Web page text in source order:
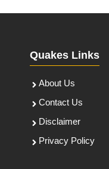
Quakes Links
About Us
Contact Us
Disclaimer
Privacy Policy